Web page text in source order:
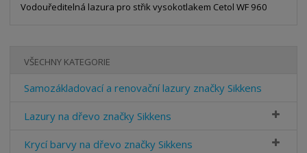
Vodouředitelná lazura pro střik vysokotlakem Cetol WF 960
VŠECHNY KATEGORIE
Samozákladovací a renovační lazury značky Sikkens
Lazury na dřevo značky Sikkens
Krycí barvy na dřevo značky Sikkens